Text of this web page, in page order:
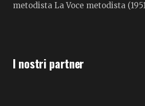
metodista La Voce metodista
I nostri partner